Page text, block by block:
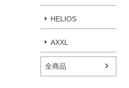
HELIOS
AXXL
全商品